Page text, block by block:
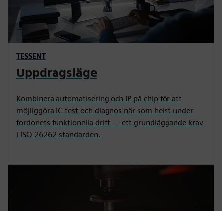
TESSENT
Uppdragsläge
Kombinera automatisering och IP på chip för att
möjliggöra IC-test och diagnos när som helst under
fordonets funktionella drift — ett grundläggande krav
i ISO 26262-standarden.